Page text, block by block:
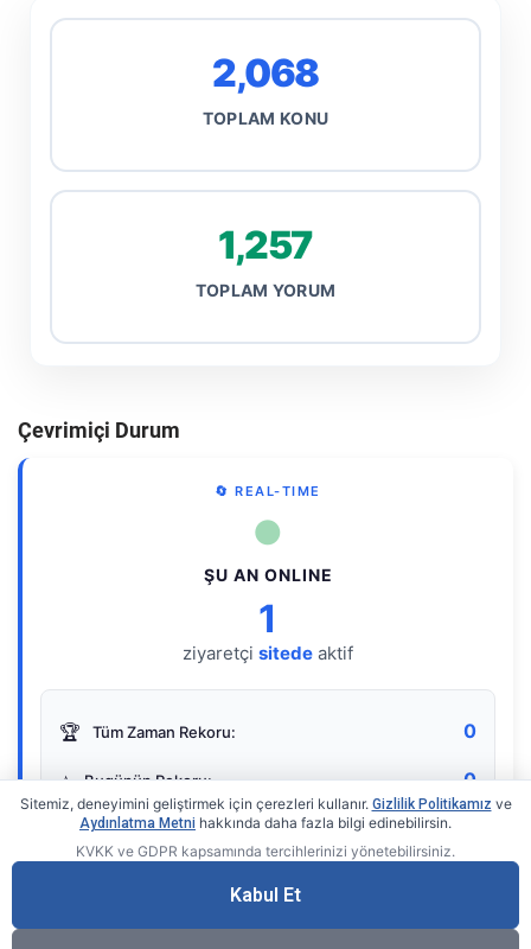
2,068
TOPLAM KONU
1,257
TOPLAM YORUM
Çevrimiçi Durum
🔄 REAL-TIME
●
ŞU AN ONLINE
1
ziyaretçi sitede aktif
🏆 Tüm Zaman Rekoru: 0
⭐ Bugünün Rekoru: 0
Gerçek zamanlı sayaç
Sitemiz, deneyimini geliştirmek için çerezleri kullanır. Gizlilik Politikamız ve
Aydınlatma Metni hakkında daha fazla bilgi edinebilirsin.
KVKK ve GDPR kapsamında tercihlerinizi yönetebilirsiniz.
Kabul Et